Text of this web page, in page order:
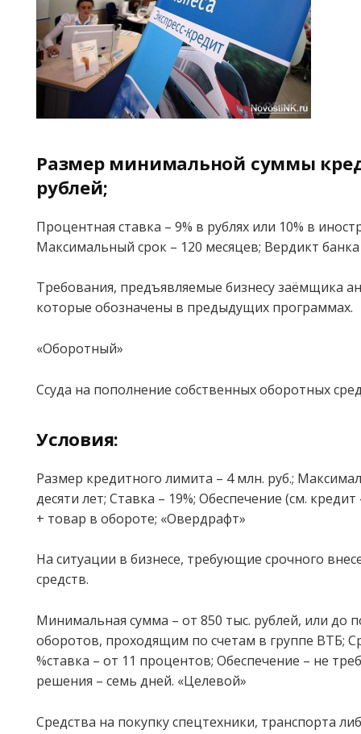
Размер минимальной суммы
рублей;
Процентная ставка – 9% в рублях или 10% в
Максимальный срок – 120 месяцев; Вердикт
Требования, предъявляемые бизнесу заёмщика
которые обозначены в предыдущих программах.
«Оборотный»
Ссуда на пополнение собственных оборотных
Условия:
Размер кредитного лимита – 4 млн. руб.;
десяти лет; Ставка – 19%; Обеспечение (см.
+ товар в обороте; «Овердрафт»
На ситуации в бизнесе, требующие срочного
средств.
Минимальная сумма – от 850 тыс. рублей, или до
оборотов, проходящим по счетам в группе ВТБ;
%ставка – от 11 процентов; Обеспечение – не
решения – семь дней. «Целевой»
Средства на покупку спецтехники, транспорта